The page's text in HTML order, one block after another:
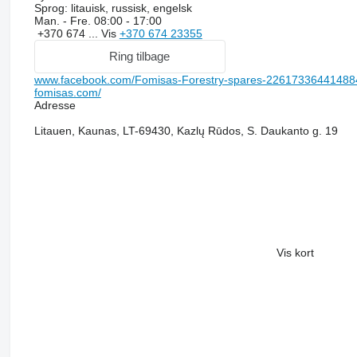
Sprog: litauisk, russisk, engelsk
Man. - Fre. 08:00 - 17:00
+370 674 ... Vis +370 674 23355
Ring tilbage
www.facebook.com/Fomisas-Forestry-spares-
fomisas.com/
Adresse
Litauen, Kaunas, LT-69430, Kazlų Rūdos, S. Daukanto g. 19
Vis kort